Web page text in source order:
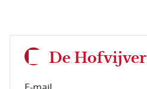
De Hofvijver